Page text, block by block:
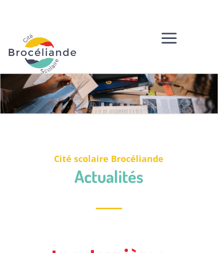
a
Cité scolaire Brocéliande
Actualités